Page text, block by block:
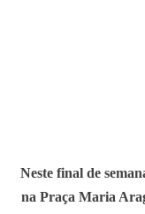
Neste final de
na Praça Maria